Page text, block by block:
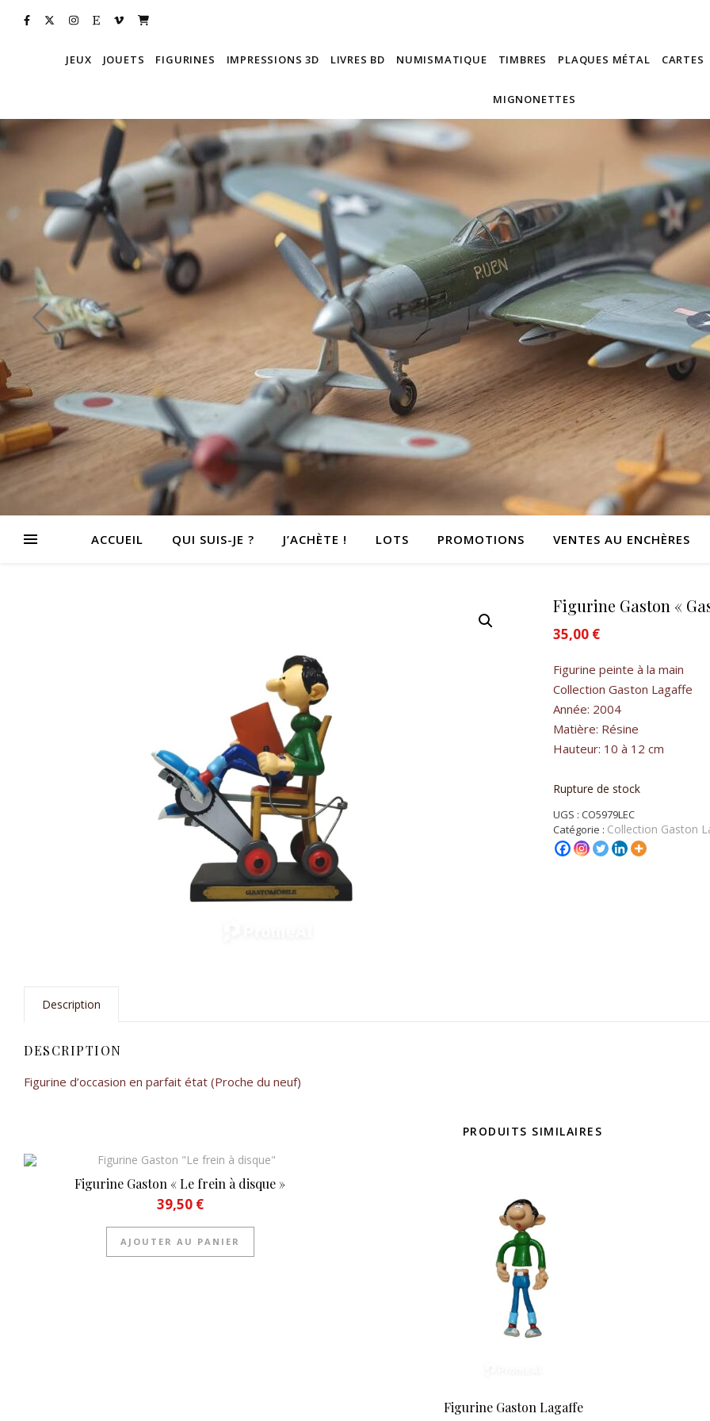
JEUX JOUETS FIGURINES IMPRESSIONS 3D LIVRES BD NUMISMATIQUE TIMBRES PLAQUES MÉTAL CARTES
MIGNONETTES
ACCUEIL QUI SUIS-JE ? J’ACHÈTE ! LOTS PROMOTIONS VENTES AU ENCHÈRES
Figurine Gaston «
35,00 €
Figurine peinte à la main
Collection Gaston Lagaffe
Année: 2004
Matière: Résine
Hauteur: 10 à 12 cm
Rupture de stock
UGS : CO5979LEC
Catégorie : Collection Gaston
Description
DESCRIPTION
Figurine d’occasion en parfait état (Proche du neuf)
PRODUITS SIMILAIRES
Figurine Gaston « Le frein à disque »
39,50 €
AJOUTER AU PANIER
Figurine Gaston Lagaffe